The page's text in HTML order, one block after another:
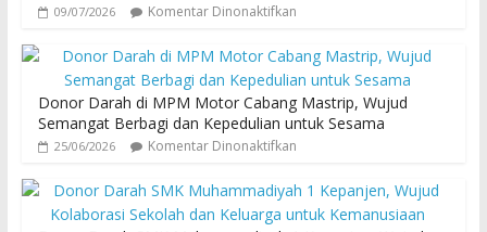
09/07/2026 Komentar Dinonaktifkan
Donor Darah di MPM Motor Cabang Mastrip, Wujud
Semangat Berbagi dan Kepedulian untuk Sesama
25/06/2026 Komentar Dinonaktifkan